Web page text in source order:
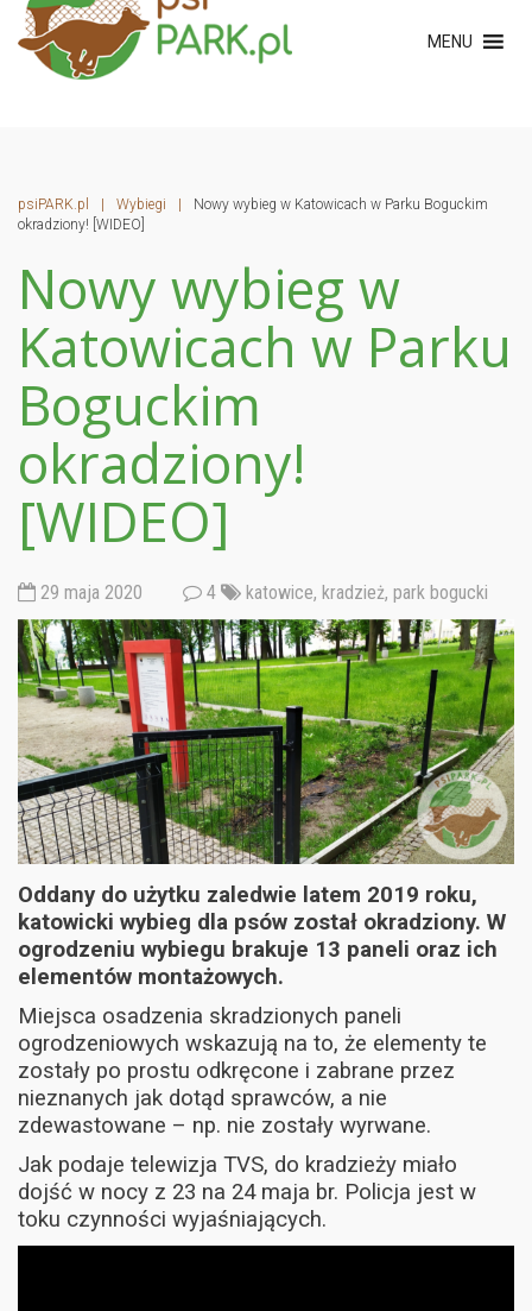
MENU
psiPARK.pl | Wybiegi |
Nowy wybieg w Katowicach w Parku Boguckim
okradziony! [WIDEO]
Nowy wybieg w
Katowicach w Parku
Boguckim
okradziony!
[WIDEO]
29 maja 2020 4 katowice, kradzież, park bogucki
Oddany do użytku zaledwie latem 2019 roku,
katowicki wybieg dla psów został okradziony. W
ogrodzeniu wybiegu brakuje 13 paneli oraz ich
elementów montażowych.
Miejsca osadzenia skradzionych paneli
ogrodzeniowych wskazują na to, że elementy te
zostały po prostu odkręcone i zabrane przez
nieznanych jak dotąd sprawców, a nie
zdewastowane – np. nie zostały wyrwane.
Jak podaje telewizja TVS, do kradzieży miało
dojść w nocy z 23 na 24 maja br. Policja jest w
toku czynności wyjaśniających.